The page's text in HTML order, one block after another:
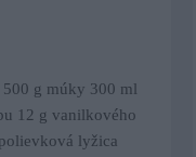
g múky 300 ml
12 g vanilkového
lyžica